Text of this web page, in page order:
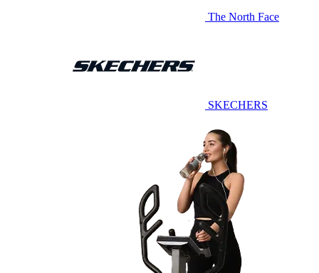
The North Face
SKECHERS